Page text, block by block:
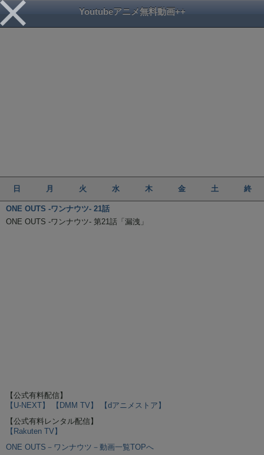
Youtubeアニメ無料動画++
日 月 火 水 木 金 土 終
ONE OUTS -ワンナウツ- 21話
ONE OUTS -ワンナウツ- 第21話「漏洩」
【公式有料配信】
【U-NEXT】
【DMM TV】
【dアニメストア】
【公式有料レンタル配信】
【Rakuten TV】
ONE OUTS－ワンナウツ－動画一覧TOPへ